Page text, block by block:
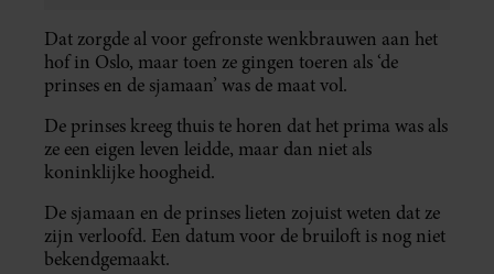
Dat zorgde al voor gefronste wenkbrauwen aan het
hof in Oslo, maar toen ze gingen toeren als ‘de
prinses en de sjamaan’ was de maat vol.
De prinses kreeg thuis te horen dat het prima was als
ze een eigen leven leidde, maar dan niet als
koninklijke hoogheid.
De sjamaan en de prinses lieten zojuist weten dat ze
zijn verloofd. Een datum voor de bruiloft is nog niet
bekendgemaakt.